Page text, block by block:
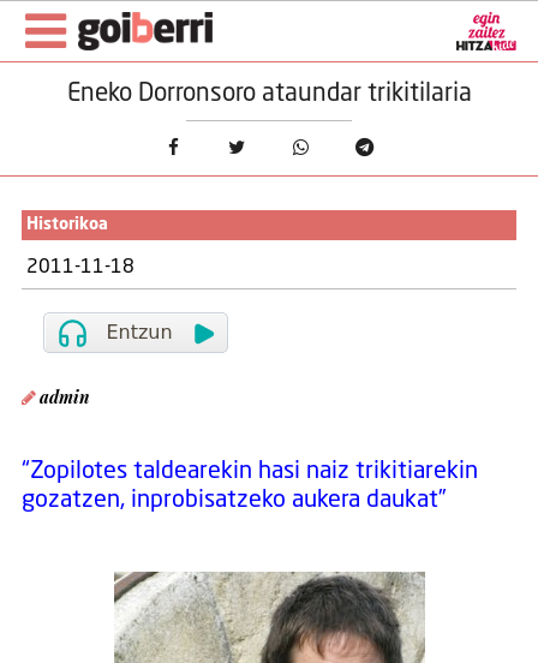
Eneko Dorronsoro ataundar trikitilaria
Historikoa
2011-11-18
admin
“Zopilotes taldearekin hasi naiz trikitiarekin
gozatzen, inprobisatzeko aukera daukat”